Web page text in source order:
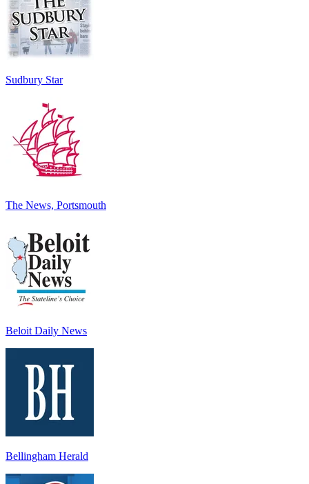
Sudbury Star
The News, Portsmouth
Beloit Daily News
Bellingham Herald